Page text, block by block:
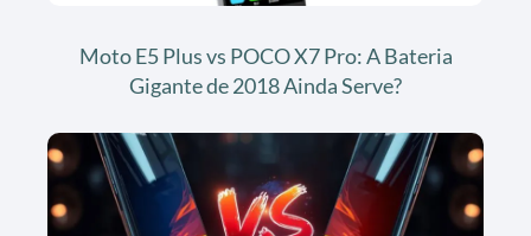
Moto E5 Plus vs POCO X7 Pro: A Bateria
Gigante de 2018 Ainda Serve?